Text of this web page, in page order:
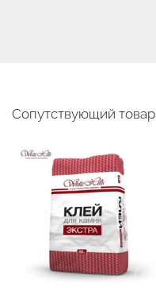
Сопутствующий товар